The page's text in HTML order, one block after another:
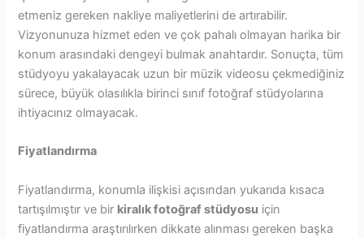
etmeniz gereken nakliye maliyetlerini de artırabilir.
Vizyonunuza hizmet eden ve çok pahalı olmayan harika bir
konum arasındaki dengeyi bulmak anahtardır. Sonuçta, tüm
stüdyoyu yakalayacak uzun bir müzik videosu çekmediğiniz
sürece, büyük olasılıkla birinci sınıf fotoğraf stüdyolarına
ihtiyacınız olmayacak.
Fiyatlandırma
Fiyatlandırma, konumla ilişkisi açısından yukarıda kısaca
tartışılmıştır ve bir kiralık fotoğraf stüdyosu için
fiyatlandırma araştırılırken dikkate alınması gereken başka